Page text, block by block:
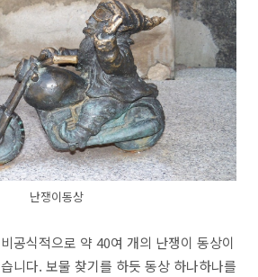
난쟁이동상
공식적으로 약 40여 개의 난쟁이 동상이
니다. 보물 찾기를 하듯 동상 하나하나를